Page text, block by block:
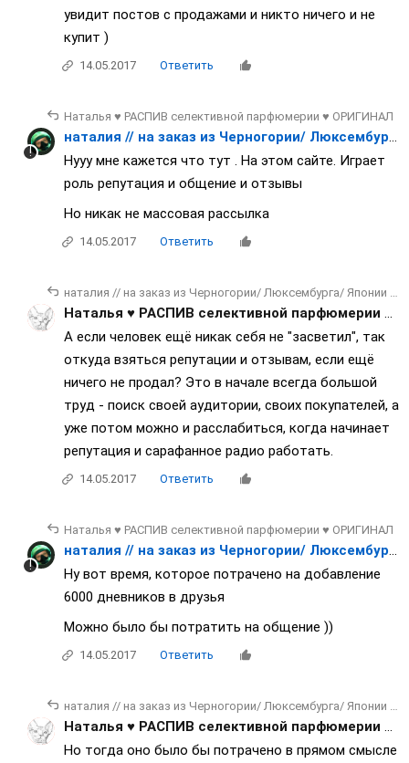
увидит постов с продажами и никто ничего и не
купит )
14.05.2017 Ответить
Наталья ♥ РАСПИВ селективной парфюмерии ♥ ОРИГИНАЛ
Нууу мне кажется что тут . На этом сайте. Играет
роль репутация и общение и отзывы
Но никак не массовая рассылка
14.05.2017 Ответить
А если человек ещё никак себя не "засветил", так
откуда взяться репутации и отзывам, если ещё
ничего не продал? Это в начале всегда большой
труд - поиск своей аудитории, своих покупателей, а
уже потом можно и расслабиться, когда начинает
репутация и сарафанное радио работать.
14.05.2017 Ответить
Наталья ♥ РАСПИВ селективной парфюмерии ♥ ОРИГИНАЛ
Ну вот время, которое потрачено на добавление
6000 дневников в друзья
Можно было бы потратить на общение ))
14.05.2017 Ответить
Но тогда оно было бы потрачено в прямом смысле